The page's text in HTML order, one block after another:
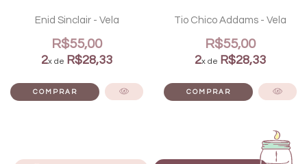
Enid Sinclair - Vela
R$55,00
2x de R$28,33
Tio Chico Addams - Vela
R$55,00
2x de R$28,33